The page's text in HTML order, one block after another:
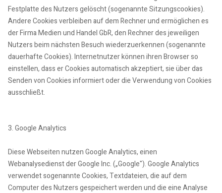
Festplatte des Nutzers gelöscht (sogenannte Sitzungscookies).
Andere Cookies verbleiben auf dem Rechner und ermöglichen es
der Firma Medien und Handel GbR, den Rechner des jeweiligen
Nutzers beim nächsten Besuch wiederzuerkennen (sogenannte
dauerhafte Cookies). Internetnutzer können ihren Browser so
einstellen, dass er Cookies automatisch akzeptiert, sie über das
Senden von Cookies informiert oder die Verwendung von Cookies
ausschließt.
3. Google Analytics
Diese Webseiten nutzen Google Analytics, einen
Webanalysedienst der Google Inc. („Google"). Google Analytics
verwendet sogenannte Cookies, Textdateien, die auf dem
Computer des Nutzers gespeichert werden und die eine Analyse